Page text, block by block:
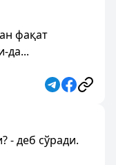
фақат
да...
- деб сўради.